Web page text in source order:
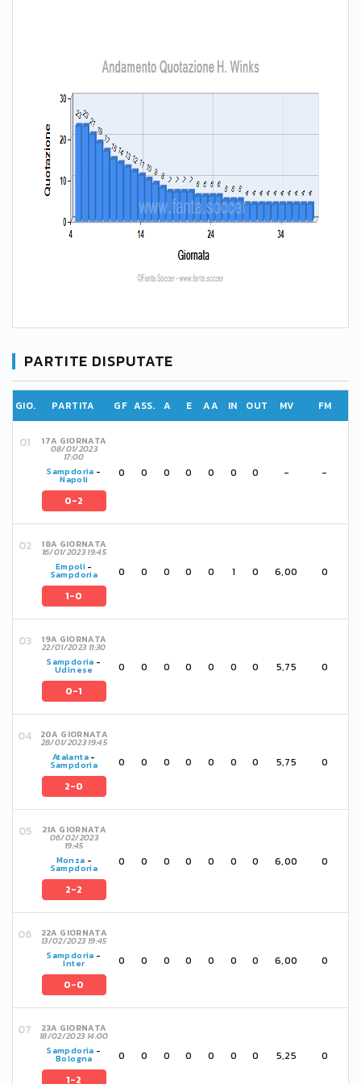
PARTITE DISPUTATE
GIO. PARTITA GF ASS. A E AA IN OUT MV FM
17A GIORNATA
08/01/2023
17:00
Sampdoria -
Napoli
0-2
0 0 0 0 0 0 0 - -
18A GIORNATA
16/01/2023 19:45
Empoli -
Sampdoria
1-0
0 0 0 0 0 1 0 6,00 0
19A GIORNATA
22/01/2023 11:30
Sampdoria -
Udinese
0-1
0 0 0 0 0 0 0 5,75 0
20A GIORNATA
28/01/2023 19:45
Atalanta-
Sampdoria
2-0
0 0 0 0 0 0 0 5,75 0
21A GIORNATA
06/02/2023
19:45
Monza -
Sampdoria
2-2
0 0 0 0 0 0 0 6,00 0
22A GIORNATA
13/02/2023 19:45
Sampdoria -
Inter
0-0
0 0 0 0 0 0 0 6,00 0
23A GIORNATA
18/02/2023 14:00
Sampdoria -
Bologna
1-2
0 0 0 0 0 0 0 5,25 0